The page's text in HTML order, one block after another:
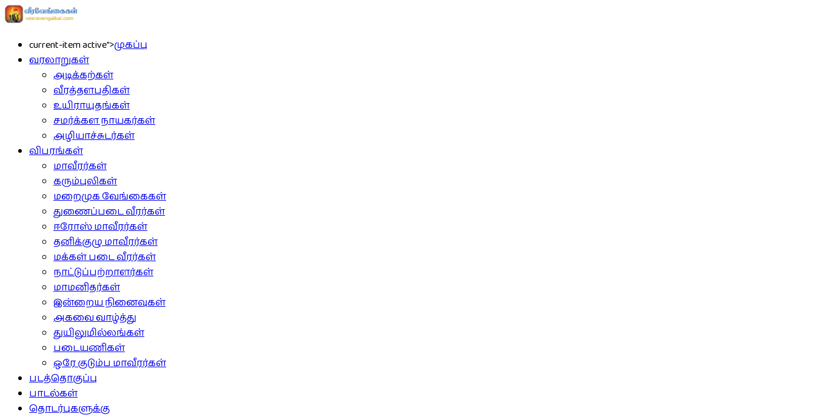
current-item active">முகப்பு
வரலாறுகள்
அடிக்கற்கள்
வீரத்தளபதிகள்
உயிராயுதங்கள்
சமர்க்கள நாயகர்கள்
அழியாச்சுடர்கள்
விபரங்கள்
மாவீரர்கள்
கரும்புலிகள்
மறைமுக வேங்கைகள்
துணைப்படை வீரர்கள்
ஈரோஸ் மாவீரர்கள்
தனிக்குழு மாவீரர்கள்
மக்கள் படை வீரர்கள்
நாட்டுப்பற்றாளர்கள்
மாமனிதர்கள்
இன்றைய நினைவுகள்
அகவை வாழ்த்து
துயிலுமில்லங்கள்
படையணிகள்
ஒரே குடும்ப மாவீரர்கள்
படத்தொகுப்பு
பாடல்கள்
தொடர்புகளுக்கு